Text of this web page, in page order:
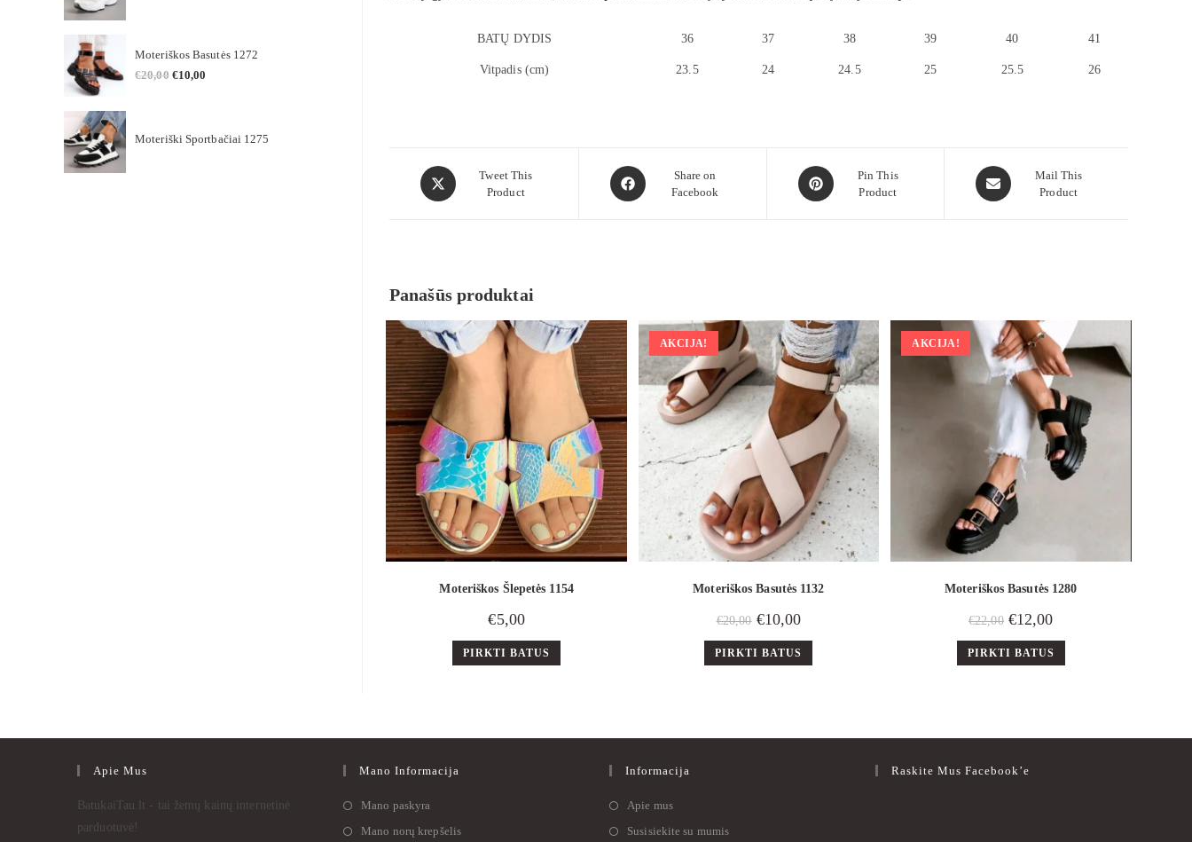
BATŲ DYDIS 36 37 38 39 40 41
Vitpadis (cm) 23.5 24 24.5 25 25.5 26
Tweet This
Product
Share on
Facebook
Pin This
Product
Mail This
Product
Panašūs produktai
Moteriškos Šlepetės 1154
€5,00
PIRKTI BATUS
AKCIJA!
Moteriškos Basutės 1132
€20,00 €10,00
PIRKTI BATUS
AKCIJA!
Moteriškos Basutės 1280
€22,00 €12,00
PIRKTI BATUS
Moteriškos Basutės 1272
€20,00 €10,00
Moteriški Sportbačiai 1275
Apie Mus
BatukaiTau.lt - tai žemų kainų internetinė
parduotuvė!
Mano Informacija
Mano paskyra
Mano norų krepšelis
Informacija
Apie mus
Susisiekite su mumis
Raskite Mus Facebook’e